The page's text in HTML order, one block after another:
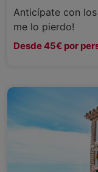
Anticípate con
me lo pierdo!
Desde 45€ por